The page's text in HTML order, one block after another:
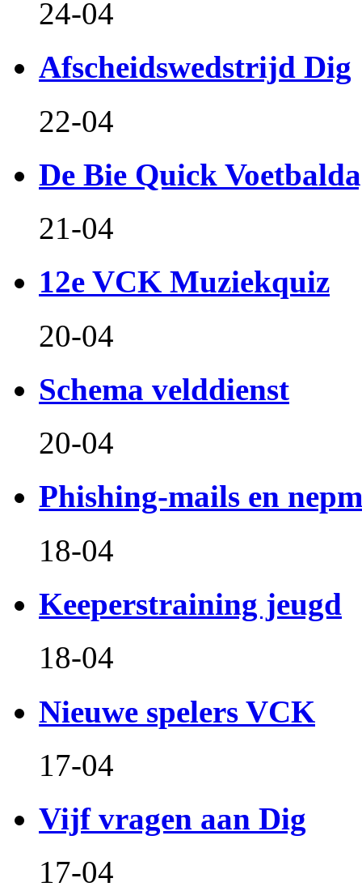
24-04
Afscheidswedstrijd Dig
22-04
De Bie Quick
21-04
12e VCK Muziekquiz
20-04
Schema velddienst
20-04
Phishing-mails en
18-04
Keeperstraining jeugd
18-04
Nieuwe spelers VCK
17-04
Vijf vragen aan Dig
17-04